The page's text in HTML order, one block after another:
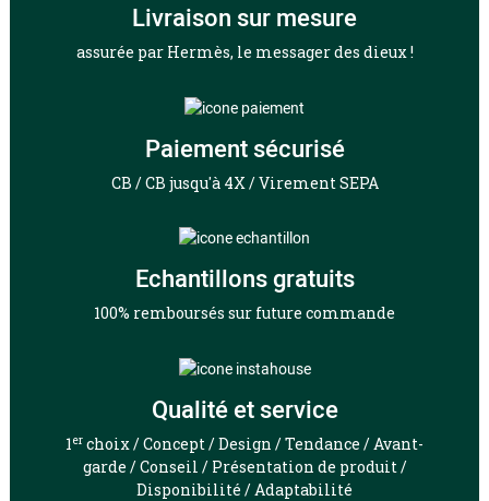
Livraison sur mesure
assurée par Hermès, le messager des dieux !
Paiement sécurisé
CB / CB jusqu'à 4X / Virement SEPA
Echantillons gratuits
100% remboursés sur future commande
Qualité et service
1er choix / Concept / Design / Tendance / Avant-
garde / Conseil / Présentation de produit /
Disponibilité / Adaptabilité